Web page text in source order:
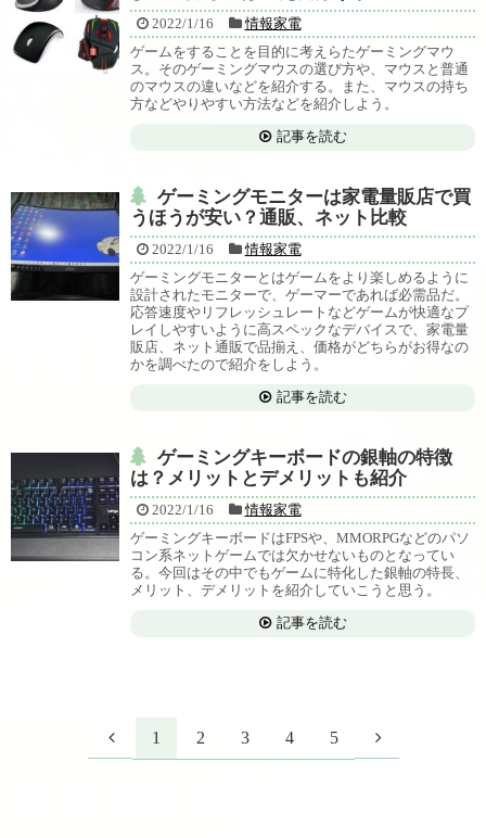
2022/1/16
情報家電
ゲームをすることを目的に考えらたゲーミングマウ
ス。そのゲーミングマウスの選び方や、マウスと普通
のマウスの違いなどを紹介する。また、マウスの持ち
方などやりやすい方法などを紹介しよう。
記事を読む
ゲーミングモニターは家電量販店で買
うほうが安い？通販、ネット比較
2022/1/16
情報家電
ゲーミングモニターとはゲームをより楽しめるように
設計されたモニターで、ゲーマーであれば必需品だ。
応答速度やリフレッシュレートなどゲームが快適なプ
レイしやすいように高スペックなデバイスで、家電量
販店、ネット通販で品揃え、価格がどちらがお得なの
かを調べたので紹介をしよう。
記事を読む
ゲーミングキーボードの銀軸の特徴
は？メリットとデメリットも紹介
2022/1/16
情報家電
ゲーミングキーボードはFPSや、MMORPGなどのパソ
コン系ネットゲームでは欠かせないものとなってい
る。今回はその中でもゲームに特化した銀軸の特長、
メリット、デメリットを紹介していこうと思う。
記事を読む
1 2 3 4 5